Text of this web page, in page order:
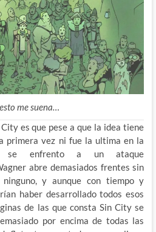
me suena…
es que pese a que la idea tiene
primera vez ni fue la ultima en la
se enfrento a un ataque
abre demasiados frentes sin
ninguno, y aunque con tiempo y
haber desarrollado todos esos
de las que consta Sin City se
por encima de todas las